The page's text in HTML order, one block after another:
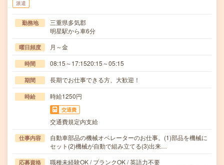
派遣
勤務地
三重県多気郡
明星駅から車6分
曜日頻度 月～金
時間 08:15～17:1520:15～05:15
期間 長期でお仕事できる方、大歓迎！
時給 時給1250円
交通費
交通費規定内支給
仕事内容
自動車部品の機械オペレーターのお仕事。(1)部品を機械に
セット(2)機械が自動で組み立てる(3)出来…
応募資格
職種未経験OK / ブランクOK / 英語力不要